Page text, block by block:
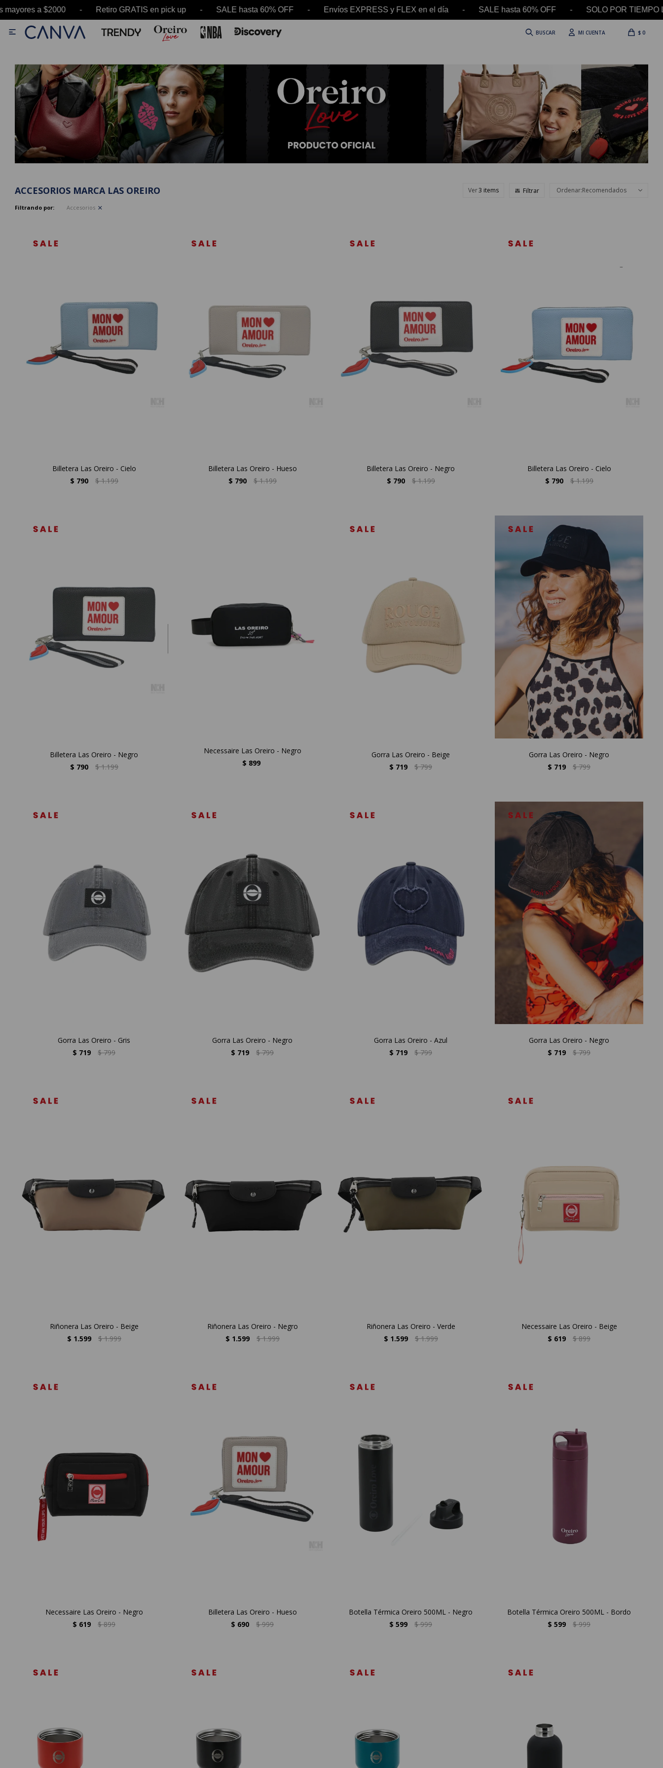
a $2000 - Retiro GRATIS en pick up - SALE hasta 60% OFF - Envíos EXPRESS y FLEX en el día - SALE hasta 60% OFF - SOLO POR TIEMPO
$ 0

ACCESORIOS MARCA LAS OREIRO Ver Recomendados
Filtrando por: Accesorios
Billetera Las Oreiro - Cielo
$ 790 $ 1.199
Billetera Las Oreiro - Hueso
$ 790 $ 1.199
Billetera Las Oreiro - Negro
$ 790 $ 1.199
Billetera Las Oreiro - Cielo
$ 790 $ 1.199
Billetera Las Oreiro - Negro
$ 790 $ 1.199
Necessaire Las Oreiro - Negro
$ 899
Gorra Las Oreiro - Beige
$ 719 $ 799
Gorra Las Oreiro - Negro
$ 719 $ 799
Gorra Las Oreiro - Gris
$ 719 $ 799
Gorra Las Oreiro - Negro
$ 719 $ 799
Gorra Las Oreiro - Azul
$ 719 $ 799
Gorra Las Oreiro - Negro
$ 719 $ 799
Riñonera Las Oreiro - Beige
$ 1.599 $ 1.999
Riñonera Las Oreiro - Negro
$ 1.599 $ 1.999
Riñonera Las Oreiro - Verde
$ 1.599 $ 1.999
Necessaire Las Oreiro - Beige
$ 619 $ 899
Necessaire Las Oreiro - Negro
$ 619 $ 899
Billetera Las Oreiro - Hueso
$ 690 $ 999
Botella Térmica Oreiro 500ML - Negro
$ 599 $ 999
Botella Térmica Oreiro 500ML - Bordo
$ 599 $ 999